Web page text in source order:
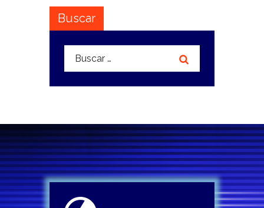
Buscar
Buscar: